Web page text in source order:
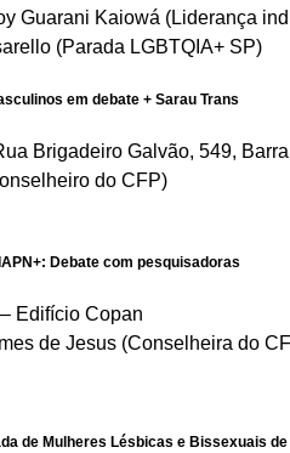
Guarani Kaiowá (Liderança
(Parada LGBTQIA+ SP)
em debate + Sarau Trans
Brigadeiro Galvão, 549,
do CFP)
Debate com pesquisadoras
Edifício Copan
de Jesus (Conselheira do
de Mulheres Lésbicas e Bissexuais de